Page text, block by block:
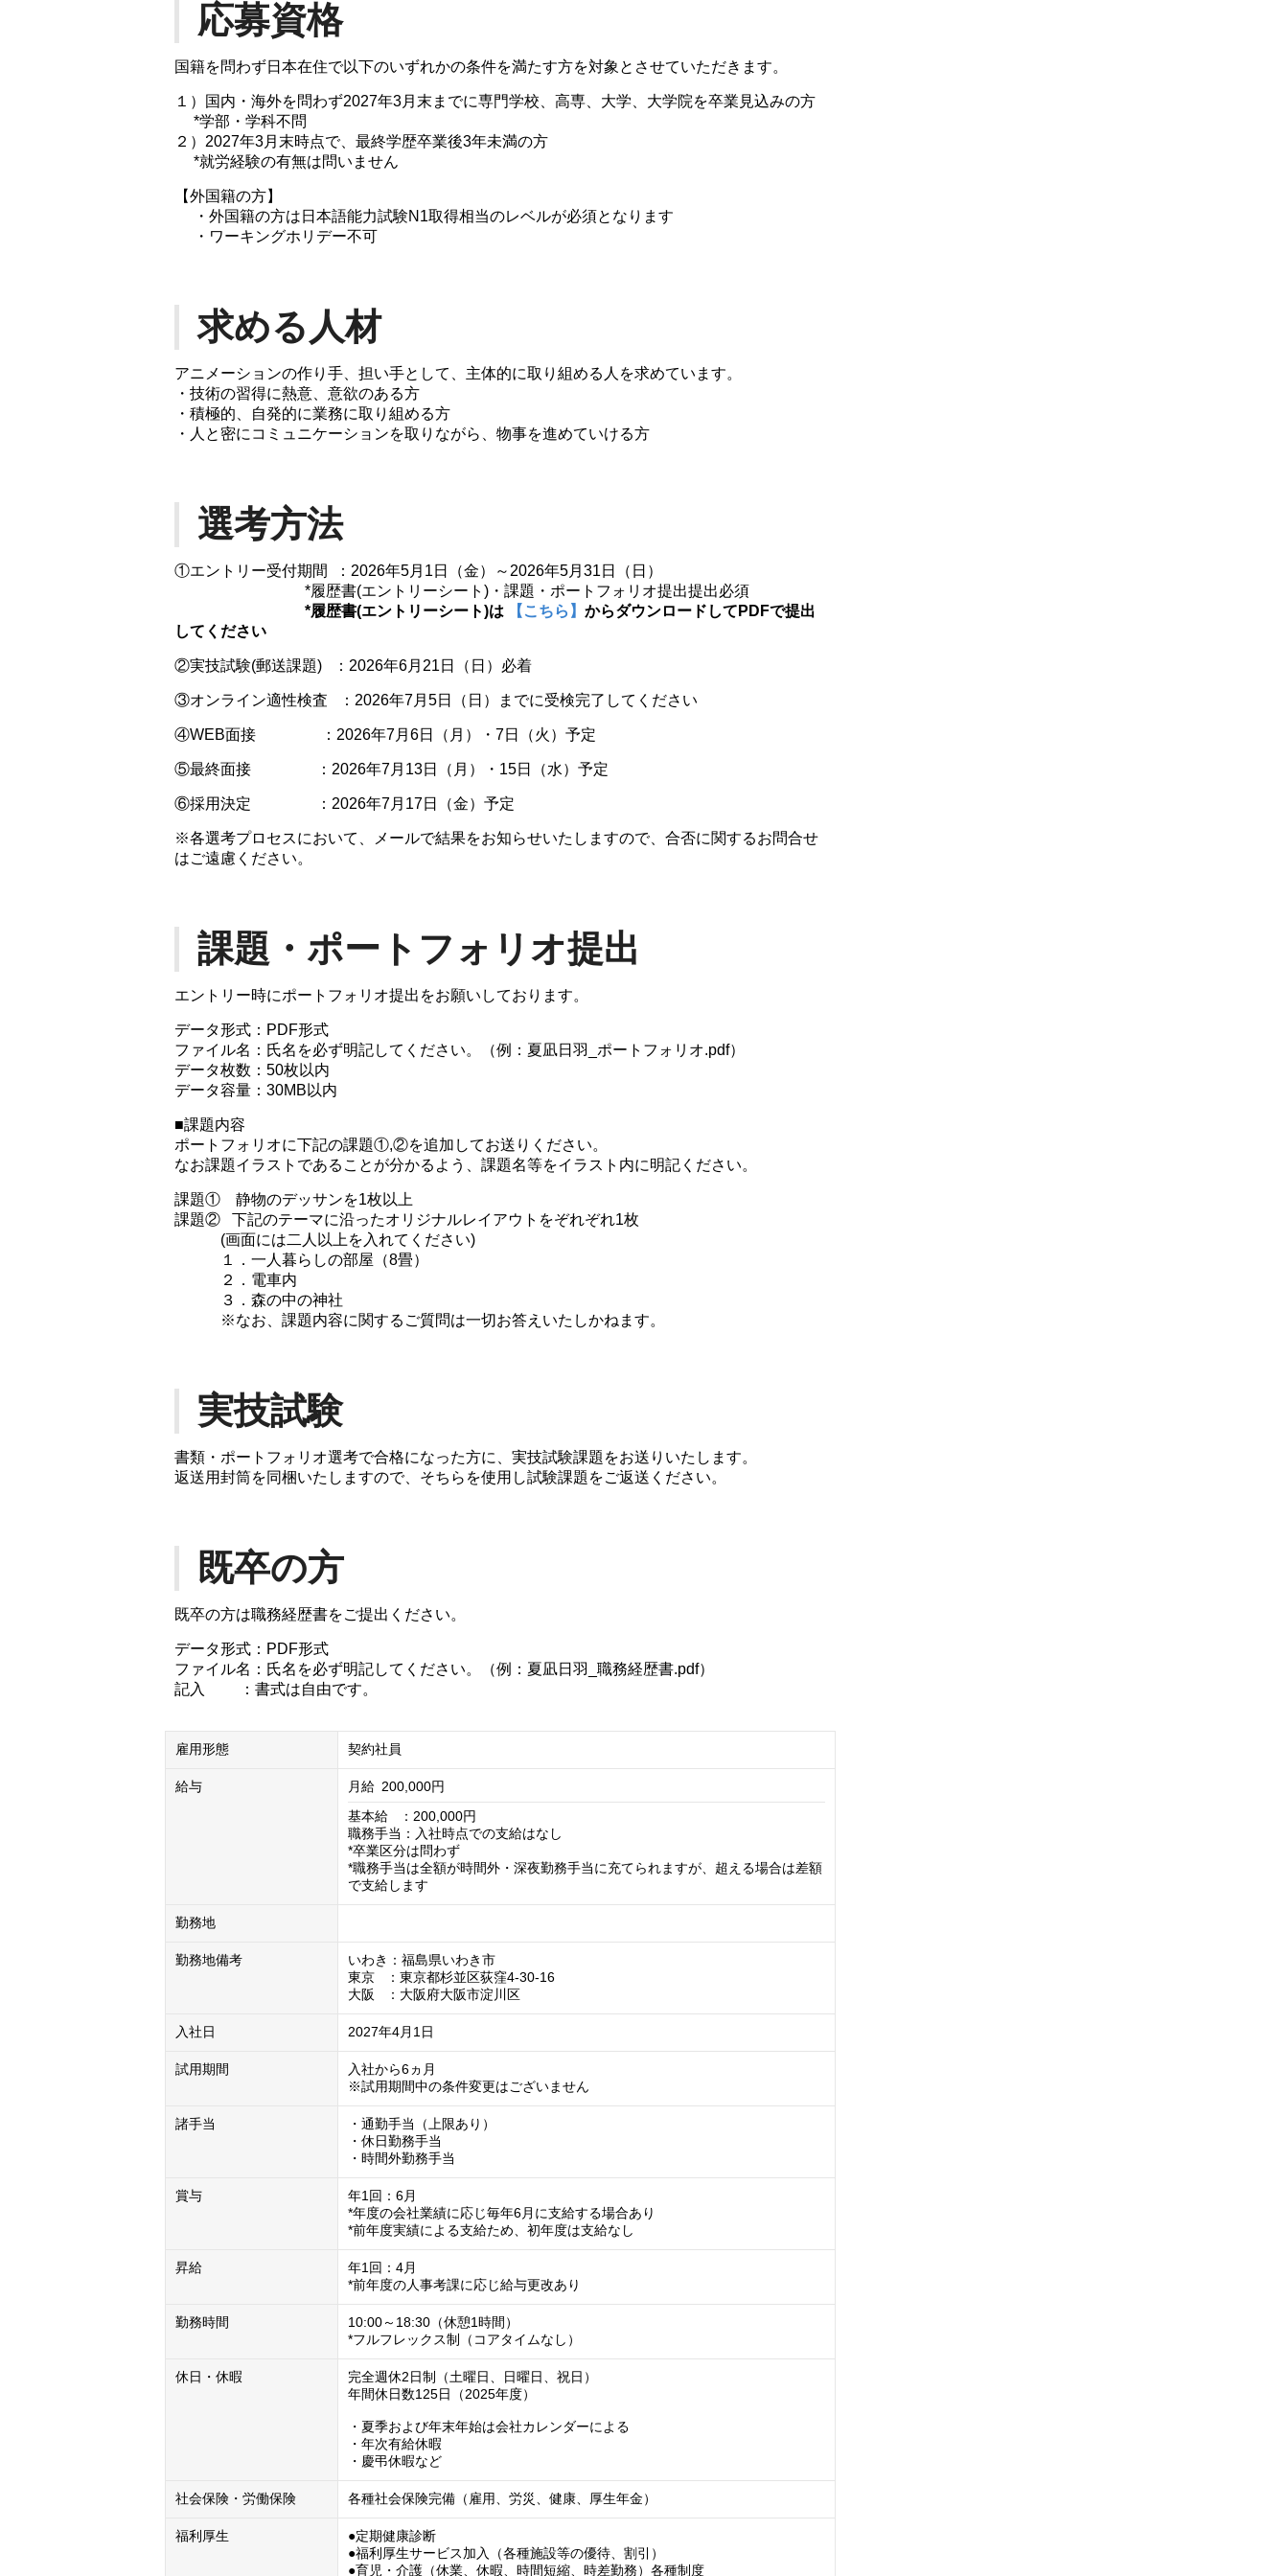
応募資格
国籍を問わず日本在住で以下のいずれかの条件を満たす方を対象とさせていただきます。
１）国内・海外を問わず2027年3月末までに専門学校、高専、大学、大学院を卒業見込みの方
*学部・学科不問
２）2027年3月末時点で、最終学歴卒業後3年未満の方
*就労経験の有無は問いません
【外国籍の方】
・外国籍の方は日本語能力試験N1取得相当のレベルが必須となります
・ワーキングホリデー不可
求める人材
アニメーションの作り手、担い手として、主体的に取り組める人を求めています。
・技術の習得に熱意、意欲のある方
・積極的、自発的に業務に取り組める方
・人と密にコミュニケーションを取りながら、物事を進めていける方
選考方法
①エントリー受付期間 ：2026年5月1日（金）～2026年5月31日（日）
*履歴書(エントリーシート)・課題・ポートフォリオ提出提出必須
*履歴書(エントリーシート)は
【こちら】 からダウンロードしてPDFで提出
してください
②実技試験(郵送課題) ：2026年6月21日（日）必着
③オンライン適性検査 ：2026年7月5日（日）までに受検完了してください
④WEB面接 ：2026年7月6日（月）・7日（火）予定
⑤最終面接 ：2026年7月13日（月）・15日（水）予定
⑥採用決定 ：2026年7月17日（金）予定
※各選考プロセスにおいて、メールで結果をお知らせいたしますので、合否に関するお問合せ
はご遠慮ください。
課題・ポートフォリオ提出
エントリー時にポートフォリオ提出をお願いしております。
データ形式：PDF形式
ファイル名：氏名を必ず明記してください。（例：夏凪日羽_ポートフォリオ.pdf）
データ枚数：50枚以内
データ容量：30MB以内
■課題内容
ポートフォリオに下記の課題①,②を追加してお送りください。
なお課題イラストであることが分かるよう、課題名等をイラスト内に明記ください。
課題① 静物のデッサンを1枚以上
課題② 下記のテーマに沿ったオリジナルレイアウトをぞれぞれ1枚
(画面には二人以上を入れてください)
１．一人暮らしの部屋（8畳）
２．電車内
３．森の中の神社
※なお、課題内容に関するご質問は一切お答えいたしかねます。
実技試験
書類・ポートフォリオ選考で合格になった方に、実技試験課題をお送りいたします。
返送用封筒を同梱いたしますので、そちらを使用し試験課題をご返送ください。
既卒の方
既卒の方は職務経歴書をご提出ください。
データ形式：PDF形式
ファイル名：氏名を必ず明記してください。（例：夏凪日羽_職務経歴書.pdf）
記入 ：書式は自由です。
雇用形態 契約社員
給与 月給 200,000円
基本給   ：200,000円
職務手当：入社時点での支給はなし
*卒業区分は問わず
*職務手当は全額が時間外・深夜勤務手当に充てられますが、超える場合は差額
で支給します
勤務地
勤務地備考
いわき：福島県いわき市
東京   ：東京都杉並区荻窪4-30-16
大阪   ：大阪府大阪市淀川区
入社日 2027年4月1日
試用期間
入社から6ヵ月
※試用期間中の条件変更はございません
諸手当
・通勤手当（上限あり）
・休日勤務手当
・時間外勤務手当
賞与
年1回：6月
*年度の会社業績に応じ毎年6月に支給する場合あり
*前年度実績による支給ため、初年度は支給なし
昇給
年1回：4月
*前年度の人事考課に応じ給与更改あり
勤務時間
10:00～18:30（休憩1時間）
*フルフレックス制（コアタイムなし）
休日・休暇
完全週休2日制（土曜日、日曜日、祝日）
年間休日数125日（2025年度）
・夏季および年末年始は会社カレンダーによる
・年次有給休暇
・慶弔休暇など
社会保険・労働保険 各種社会保険完備（雇用、労災、健康、厚生年金）
福利厚生
●定期健康診断
●福利厚生サービス加入（各種施設等の優待、割引）
●育児・介護（休業、休暇、時間短縮、時差勤務）各種制度